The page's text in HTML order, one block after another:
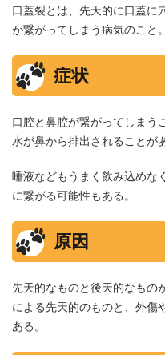
口蓋裂とは、先天的に口蓋に
が繋がってしまう病気のこと。
症状
口腔と鼻腔が繋がってしまう
水が鼻から排出されることが
唾液などもうまく飲み込めな
に繋がる可能性もある。
原因
先天的なものと後天的なもの
による先天的のものと、外傷
ある。